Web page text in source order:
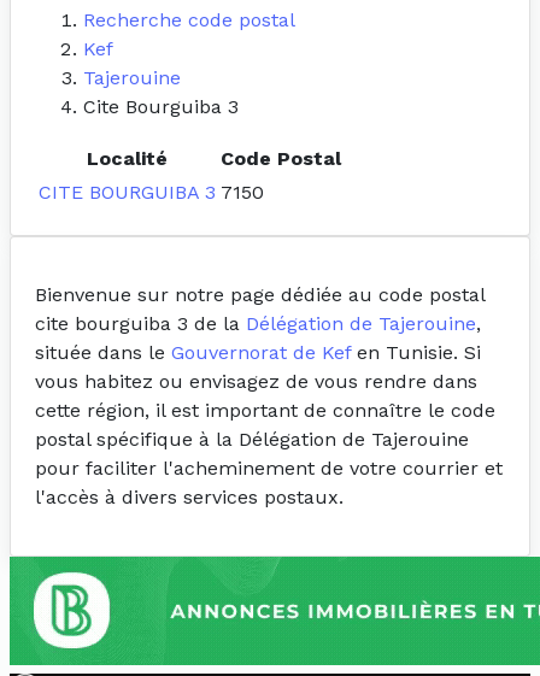
Recherche code postal
Kef
Tajerouine
Cite Bourguiba 3
Localité
Code Postal
CITE BOURGUIBA 3 7150
Bienvenue sur notre page dédiée au code postal
cite bourguiba 3 de la Délégation de Tajerouine,
située dans le Gouvernorat de Kefen Tunisie. Si
vous habitez ou envisagez de vous rendre dans
cette région, il est important de connaître le code
postal spécifique à la Délégation de Tajerouine
pour faciliter l'acheminement de votre courrier et
l'accès à divers services postaux.